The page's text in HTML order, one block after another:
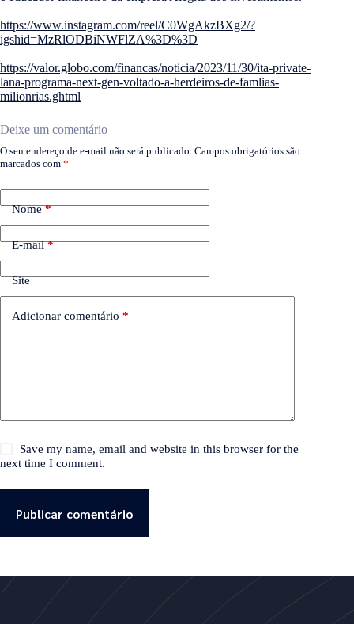
https://www.instagram.com/reel/C0WgAkzBXg2/?
igshid=MzRlODBiNWFlZA%3D%3D
https://valor.globo.com/financas/noticia/2023/11/30/ita-private-
lana-programa-next-gen-voltado-a-herdeiros-de-famlias-
milionrias.ghtml
Deixe um comentário
O seu endereço de e-mail não será publicado. Campos obrigatórios são
marcados com *
Nome*
E-mail*
Site
Adicionar comentário *
Save my name, email and website in this browser for the
next time I comment.
Publicar comentário